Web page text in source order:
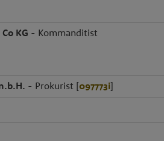
KG - Kommanditist
- Prokurist [097773i]